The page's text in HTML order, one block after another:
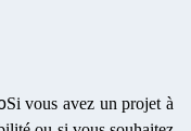
Si vous avez un projet à